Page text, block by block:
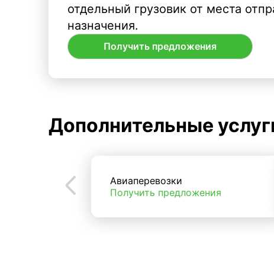
отдельный грузовик от места
назначения.
Получить предложения
Дополнительные
Авиаперевозки
Получить предложения